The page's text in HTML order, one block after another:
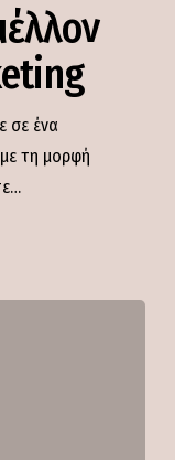
σε ένα
τη μορφή